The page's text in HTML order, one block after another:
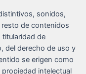
sonidos,
de contenidos
de
del derecho de uso y
se erigen como
intelectual